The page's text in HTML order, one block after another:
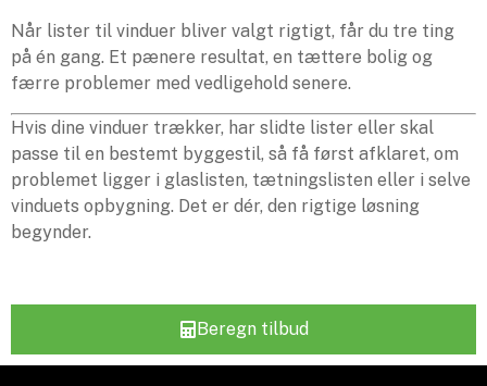
Når lister til vinduer bliver valgt rigtigt, får du tre ting
på én gang. Et pænere resultat, en tættere bolig og
færre problemer med vedligehold senere.
Hvis dine vinduer trækker, har slidte lister eller skal
passe til en bestemt byggestil, så få først afklaret, om
problemet ligger i glaslisten, tætningslisten eller i selve
vinduets opbygning. Det er dér, den rigtige løsning
begynder.
Beregn tilbud